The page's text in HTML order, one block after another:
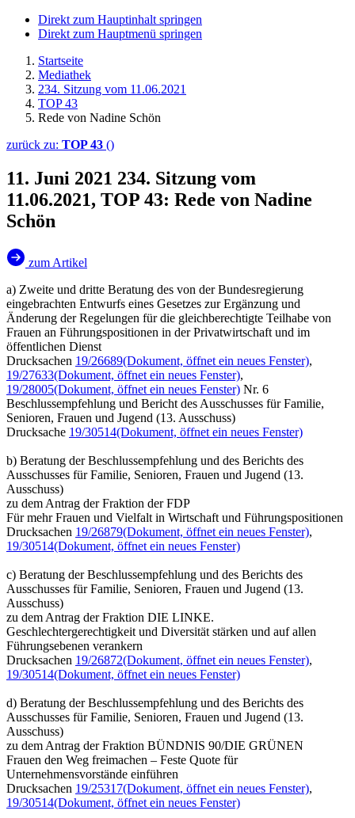
Direkt zum Hauptinhalt springen
Direkt zum Hauptmenü springen
Startseite
Mediathek
234. Sitzung vom 11.06.2021
TOP 43
Rede von Nadine Schön
zurück zu: TOP 43 ()
11. Juni 2021 234. Sitzung vom
11.06.2021, TOP 43: Rede von Nadine
Schön
zum Artikel
a) Zweite und dritte Beratung des von der Bundesregierung
eingebrachten Entwurfs eines Gesetzes zur Ergänzung und
Änderung der Regelungen für die gleichberechtigte Teilhabe von
Frauen an Führungspositionen in der Privatwirtschaft und im
öffentlichen Dienst
Drucksachen 19/26689(Dokument, öffnet ein neues Fenster),
19/27633(Dokument, öffnet ein neues Fenster),
19/28005(Dokument, öffnet ein neues Fenster) Nr. 6
Beschlussempfehlung und Bericht des Ausschusses für Familie,
Senioren, Frauen und Jugend (13. Ausschuss)
Drucksache 19/30514(Dokument, öffnet ein neues Fenster)
b) Beratung der Beschlussempfehlung und des Berichts des
Ausschusses für Familie, Senioren, Frauen und Jugend (13.
Ausschuss)
zu dem Antrag der Fraktion der FDP
Für mehr Frauen und Vielfalt in Wirtschaft und Führungspositionen
Drucksachen 19/26879(Dokument, öffnet ein neues Fenster),
19/30514(Dokument, öffnet ein neues Fenster)
c) Beratung der Beschlussempfehlung und des Berichts des
Ausschusses für Familie, Senioren, Frauen und Jugend (13.
Ausschuss)
zu dem Antrag der Fraktion DIE LINKE.
Geschlechtergerechtigkeit und Diversität stärken und auf allen
Führungsebenen verankern
Drucksachen 19/26872(Dokument, öffnet ein neues Fenster),
19/30514(Dokument, öffnet ein neues Fenster)
d) Beratung der Beschlussempfehlung und des Berichts des
Ausschusses für Familie, Senioren, Frauen und Jugend (13.
Ausschuss)
zu dem Antrag der Fraktion BÜNDNIS 90/DIE GRÜNEN
Frauen den Weg freimachen – Feste Quote für
Unternehmensvorstände einführen
Drucksachen 19/25317(Dokument, öffnet ein neues Fenster),
19/30514(Dokument, öffnet ein neues Fenster)